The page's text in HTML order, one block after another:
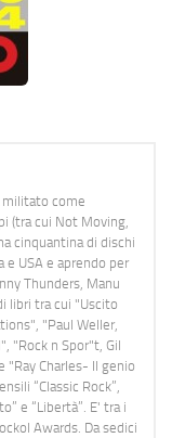
militato come
(tra cui Not Moving,
cinquantina di dischi
USA e aprendo per
Thunders, Manu
libri tra cui "Uscito
"Paul Weller,
"Rock n Spor"t, Gil
"Ray Charles- Il genio
“Classic Rock”,
e “Libertà”. E' tra i
Awards. Da sedici